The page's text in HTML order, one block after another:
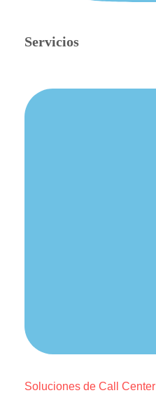
Servicios
Soluciones de Call Center